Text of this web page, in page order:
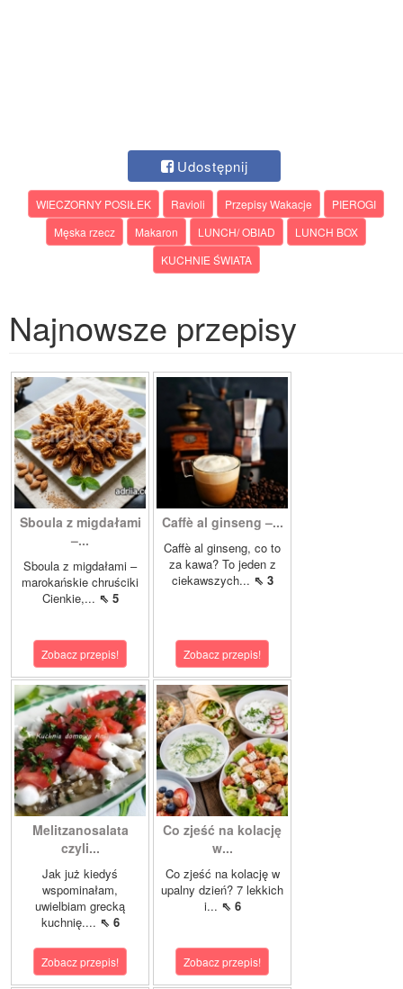
Udostępnij
WIECZORNY POSIŁEK Ravioli Przepisy Wakacje
PIEROGI
Męska rzecz
Makaron LUNCH/ OBIAD
LUNCH BOX
KUCHNIE ŚWIATA
Najnowsze przepisy
Sboula z migdałami
–...
Sboula z migdałami –
marokańskie chruściki
Cienkie,... ⇖ 5
Zobacz przepis!
Caffè al ginseng –...
Caffè al ginseng, co to
za kawa? To jeden z
ciekawszych... ⇖ 3
Zobacz przepis!
Melitzanosalata
czyli...
Jak już kiedyś
wspominałam,
uwielbiam grecką
kuchnię.... ⇖ 6
Zobacz przepis!
Co zjeść na kolację
w...
Co zjeść na kolację w
upalny dzień? 7 lekkich
i... ⇖ 6
Zobacz przepis!